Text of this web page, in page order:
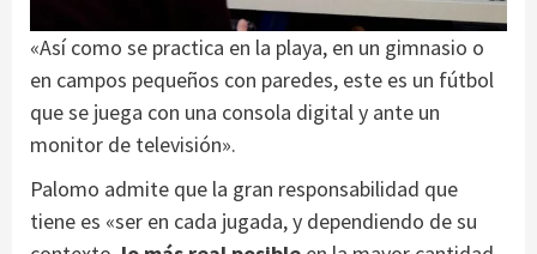
«Así como se practica en la playa, en un gimnasio o
en campos pequeños con paredes, este es un fútbol
que se juega con una consola digital y ante un
monitor de televisión».
Palomo admite que la gran responsabilidad que
tiene es «ser en cada jugada, y dependiendo de su